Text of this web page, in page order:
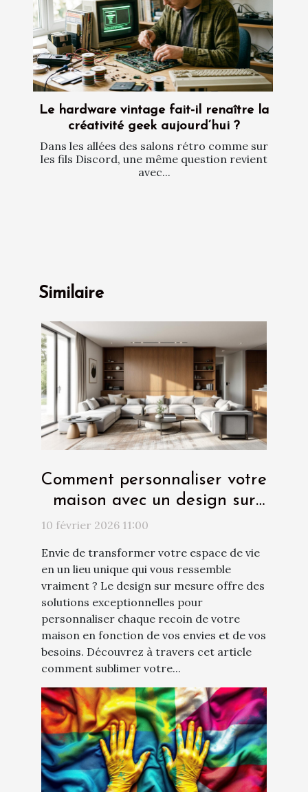
Le hardware vintage fait-il renaître la
créativité geek aujourd’hui ?
Dans les allées des salons rétro comme sur
les fils Discord, une même question revient
avec...
Similaire
Comment personnaliser votre
maison avec un design sur
mesure ?
10 février 2026 11:00
Envie de transformer votre espace de vie
en un lieu unique qui vous ressemble
vraiment ? Le design sur mesure offre des
solutions exceptionnelles pour
personnaliser chaque recoin de votre
maison en fonction de vos envies et de vos
besoins. Découvrez à travers cet article
comment sublimer votre...